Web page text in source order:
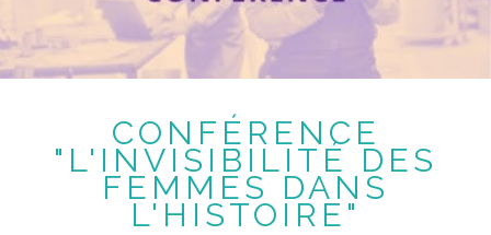
CONFÉRENCE
"L'INVISIBILITÉ DES
FEMMES DANS
L'HISTOIRE"